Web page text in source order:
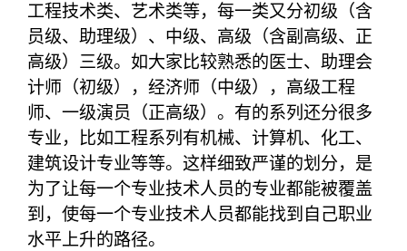
工程技术类、艺术类等，每一类又分初级（含
员级、助理级）、中级、高级（含副高级、正
高级）三级。如大家比较熟悉的医士、助理会
计师（初级），经济师（中级），高级工程
师、一级演员（正高级）。有的系列还分很多
专业，比如工程系列有机械、计算机、化工、
建筑设计专业等等。这样细致严谨的划分，是
为了让每一个专业技术人员的专业都能被覆盖
到，使每一个专业技术人员都能找到自己职业
水平上升的路径。